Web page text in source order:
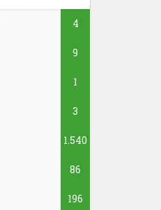
4
9
1
3
1.540
86
196